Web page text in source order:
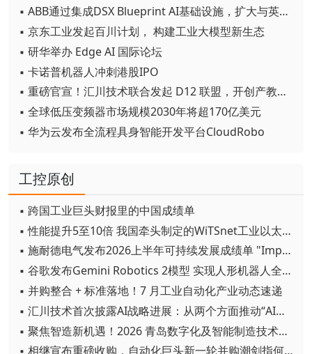
▪ ABB通过集成DSX Blueprint AI基础设施，扩大与英伟达的合作
▪ 京东工业发起百川计划， 构建工业大模型新生态
▪ 研华举办 Edge AI 国际论坛
▪ 卡诺普机器人冲刺港股IPO
▪ 重磅官宣！汇川技术联合发起 D12 联盟，开创产教融合新范式
▪ 全球低压变频器市场规模2030年将超170亿美元
▪ 华为云发布全流程具身智能开发平台CloudRobo
工控原创
▪ 跨国工业巨头财报里的中国成绩单
▪ 性能提升5至10倍 我国牵头制定的WiTSnet工业以太网国际标准正式发布
▪ 施耐德电气发布2026上半年可持续发展成绩单 "Impact 2030"路线图开局稳健
▪ 谷歌发布Gemini Robotics 2模型 实现人形机器人全身智能控制突破
▪ 并购整合 + 标准落地！7 月工业自动化产业动态速递
▪ 汇川技术首次披露AI战略进展：从两个方面推动“AI业务化”落地
▪ 聚焦智造新机遇！2026 青岛数字化及智能制造技术论坛圆满落幕
▪ 相继宣布重磅收购，自动化巨头新一轮并购潮剑指何方？